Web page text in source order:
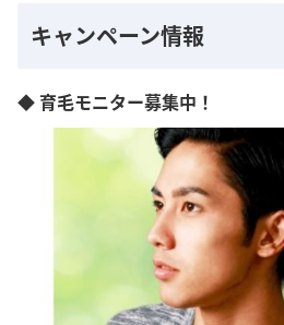
キャンペーン情報
◆ 育毛モニター募集中！